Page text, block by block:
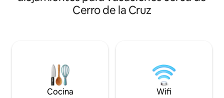
caliente y una sala de estar y comedor
experiencia inolvidable en una minicasa.
(No tiene estacionamiento)
Cerro de la Cruz
Cocina Wifi